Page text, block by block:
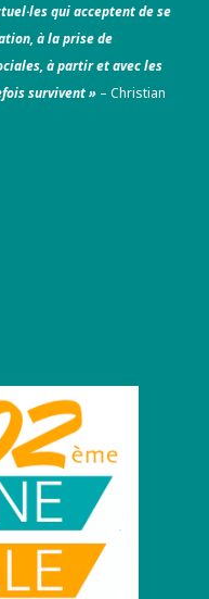
qui acceptent de se
à la prise de
à partir et avec les
survivent » – Christian